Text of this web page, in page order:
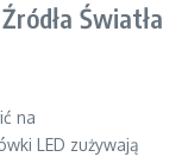
Światła
na
LED zużywają